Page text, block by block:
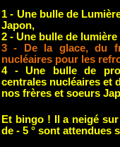
1 - Une bulle de
Japon,
2 - Une bulle de
3 - De la glace, du
nucléaires pour les
4 -Une bulle de
centrales nucléaires et
nos frères et soeurs
Et bingo ! Il a neigé
de - 5 ° sont attendues